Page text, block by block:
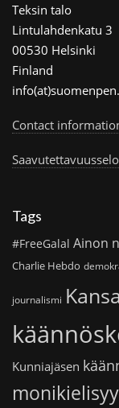
Teksin talo
Lintulahdenkatu 3
00530 Helsinki
Finland
Contact
Tags
#FreeGalal Ainon
Charlie Hebdo
journalismi
Kunniajäsen